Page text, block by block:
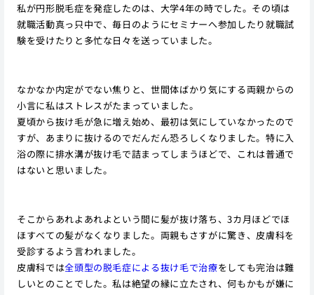
私が円形脱毛症を発症したのは、大学4年の時でした。その頃は
就職活動真っ只中で、毎日のようにセミナーへ参加したり就職試
験を受けたりと多忙な日々を送っていました。
なかなか内定がでない焦りと、世間体ばかり気にする両親からの
小言に私はストレスがたまっていました。
夏頃から抜け毛が急に増え始め、最初は気にしていなかったので
すが、あまりに抜けるのでだんだん恐ろしくなりました。特に入
浴の際に排水溝が抜け毛で詰まってしまうほどで、これは普通で
はないと思いました。
そこからあれよあれよという間に髪が抜け落ち、3カ月ほどでほ
ほすべての髪がなくなりました。両親もさすがに驚き、皮膚科を
受診するよう言われました。
皮膚科では全頭型の脱毛症による抜け毛で治療をしても完治は難
しいとのことでした。私は絶望の縁に立たされ、何もかもが嫌に